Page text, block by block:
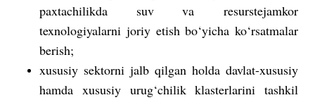
paxtachilikda suv va resurstejamkor
texnologiyalarni joriy etish bo‘yicha ko‘rsatmalar
berish;
xususiy sektorni jalb qilgan holda davlat-xususiy
hamda xususiy urug‘chilik klasterlarini tashkil